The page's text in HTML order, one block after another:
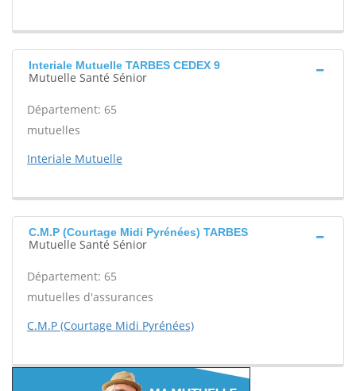
Interiale Mutuelle TARBES CEDEX 9
Mutuelle Santé Sénior
Département: 65
mutuelles
Interiale Mutuelle
C.M.P (Courtage Midi Pyrénées) TARBES
Mutuelle Santé Sénior
Département: 65
mutuelles d'assurances
C.M.P (Courtage Midi Pyrénées)